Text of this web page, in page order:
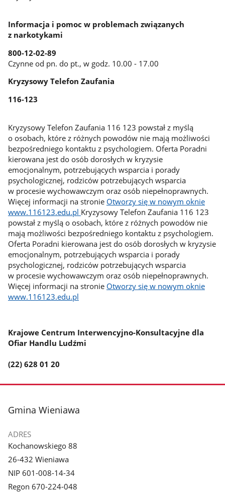
Informacja i pomoc w problemach związanych
z narkotykami
800-12-02-89
Czynne od pn. do pt., w godz. 10.00 - 17.00
Kryzysowy Telefon Zaufania
116-123
Kryzysowy Telefon Zaufania 116 123 powstał z myślą
o osobach, które z różnych powodów nie mają możliwości
bezpośredniego kontaktu z psychologiem. Oferta Poradni
kierowana jest do osób dorosłych w kryzysie
emocjonalnym, potrzebujących wsparcia i porady
psychologicznej, rodziców potrzebujących wsparcia
w procesie wychowawczym oraz osób niepełnoprawnych.
Więcej informacji na stronie Otworzy się w nowym oknie
www.116123.edu.pl Kryzysowy Telefon Zaufania 116 123
powstał z myślą o osobach, które z różnych powodów nie
mają możliwości bezpośredniego kontaktu z psychologiem.
Oferta Poradni kierowana jest do osób dorosłych w kryzysie
emocjonalnym, potrzebujących wsparcia i porady
psychologicznej, rodziców potrzebujących wsparcia
w procesie wychowawczym oraz osób niepełnoprawnych.
Więcej informacji na stronie Otworzy się w nowym oknie
www.116123.edu.pl
Krajowe Centrum Interwencyjno-Konsultacyjne dla
Ofiar Handlu Ludźmi
(22) 628 01 20
stopka
Gmina Wieniawa
ADRES
Kochanowskiego 88
26-432 Wieniawa
NIP 601-008-14-34
Regon 670-224-048